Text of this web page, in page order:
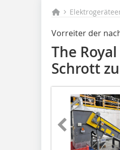
Vorreiter der
The
Schrott